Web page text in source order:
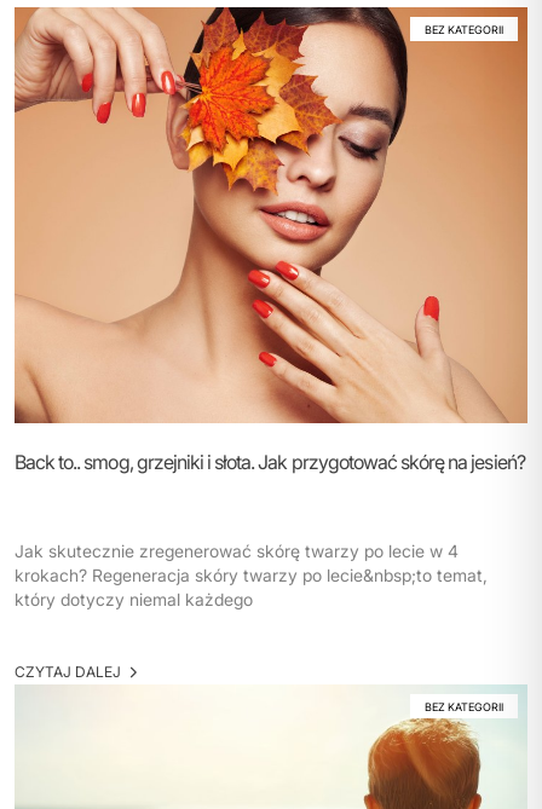
BEZ KATEGORII
Back to.. smog, grzejniki i słota. Jak przygotować skórę na jesień?
Jak skutecznie zregenerować skórę twarzy po lecie w 4
krokach? Regeneracja skóry twarzy po lecie&nbsp;to temat,
który dotyczy niemal każdego
CZYTAJ DALEJ
BEZ KATEGORII